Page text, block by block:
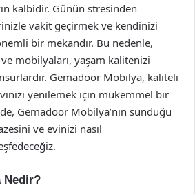
kalbidir. Günün stresinden
vakit geçirmek ve kendinizi
bir mekandır. Bu nedenle,
mobilyaları, yaşam kalitenizi
Gemadoor Mobilya, kaliteli
yenilemek için mükemmel bir
Gemadoor Mobilya’nın sunduğu
ve evinizi nasıl
Nedir?